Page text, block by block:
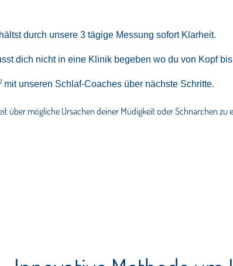
durch unsere 3 tägige Messung sofort Klarheit.
dich nicht in eine Klinik begeben wo du von Kopf
2 mit unseren Schlaf-Coaches über nächste Schritte.
über mögliche Ursachen deiner Müdigkeit oder Schnarchen zu